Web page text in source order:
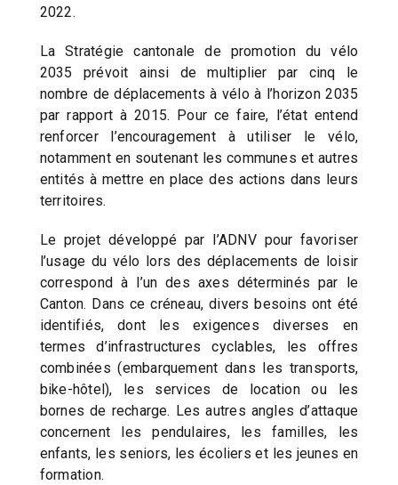
2022.
La Stratégie cantonale de promotion du vélo
2035 prévoit ainsi de multiplier par cinq le
nombre de déplacements à vélo à l’horizon 2035
par rapport à 2015. Pour ce faire, l’état entend
renforcer l’encouragement à utiliser le vélo,
notamment en soutenant les communes et autres
entités à mettre en place des actions dans leurs
territoires.
Le projet développé par l’ADNV pour favoriser
l’usage du vélo lors des déplacements de loisir
correspond à l’un des axes déterminés par le
Canton. Dans ce créneau, divers besoins ont été
identifiés, dont les exigences diverses en
termes d’infrastructures cyclables, les offres
combinées (embarquement dans les transports,
bike-hôtel), les services de location ou les
bornes de recharge. Les autres angles d’attaque
concernent les pendulaires, les familles, les
enfants, les seniors, les écoliers et les jeunes en
formation.